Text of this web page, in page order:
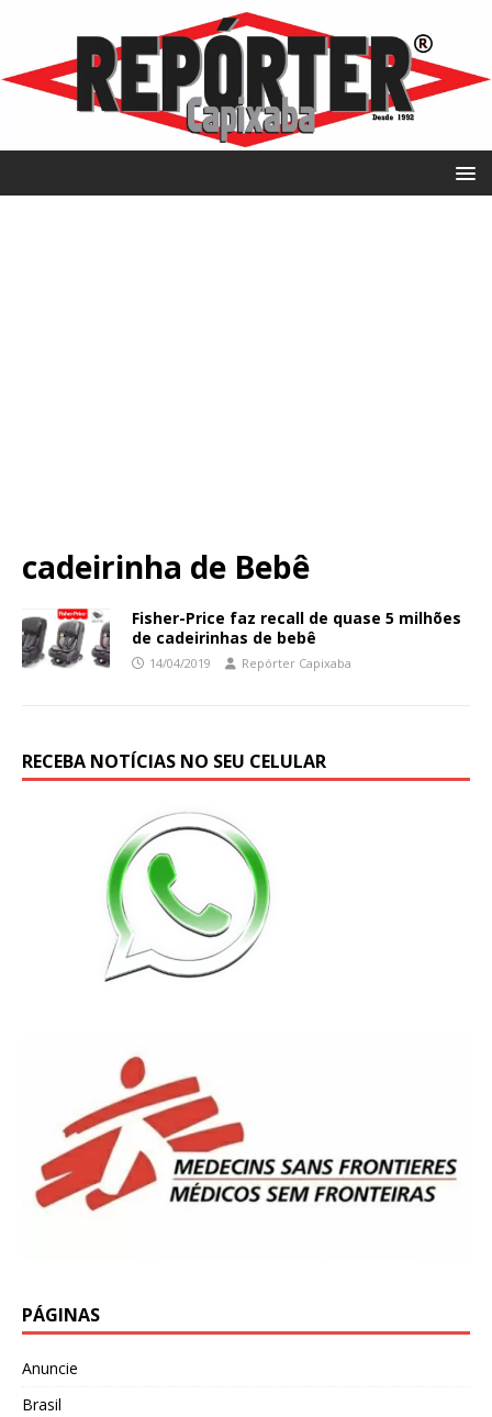
cadeirinha de Bebê
Fisher-Price faz recall de quase 5 milhões
de cadeirinhas de bebê
14/04/2019 Repórter Capixaba
RECEBA NOTÍCIAS NO SEU CELULAR
PÁGINAS
Anuncie
Brasil